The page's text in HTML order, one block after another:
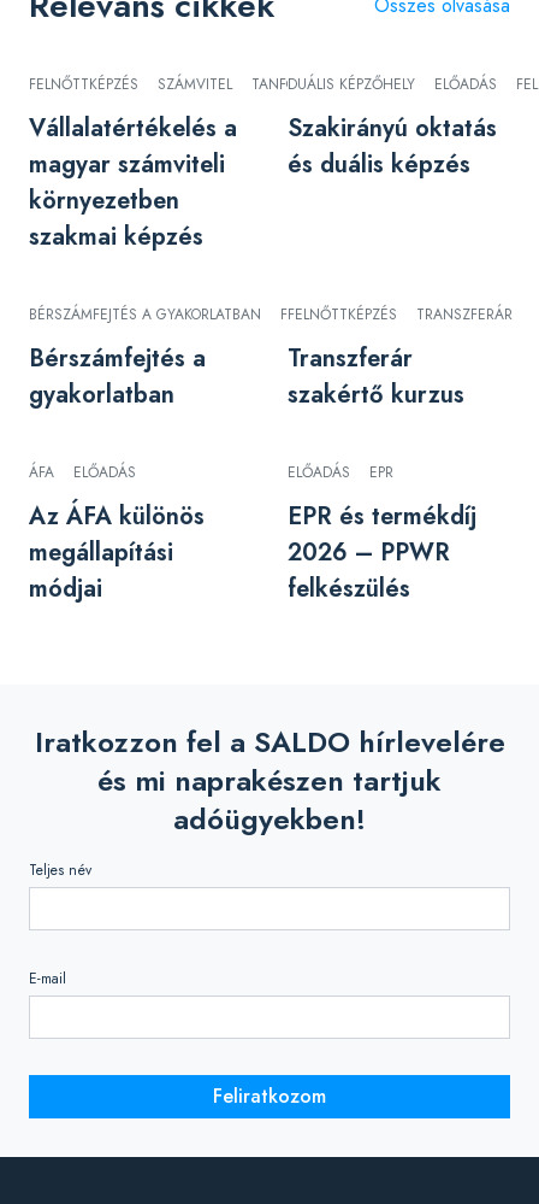
FELNŐTTKÉPZÉS SZÁMVITEL TANFOLYAM VÁLLALATÉRTÉKELÉS
Vállalatértékelés a
magyar számviteli
környezetben
szakmai képzés
DUÁLIS KÉPZŐHELY ELŐADÁS
Szakirányú oktatás
és duális képzés
BÉRSZÁMFEJTÉS A GYAKORLATBAN FELNŐTTKÉPZÉS
Bérszámfejtés a
gyakorlatban
FELNŐTTKÉPZÉS TRANSZFERÁR
Transzferár
szakértő kurzus
ÁFA ELŐADÁS
Az ÁFA különös
megállapítási
módjai
ELŐADÁS EPR
EPR és termékdíj
2026 – PPWR
felkészülés
Iratkozzon fel a SALDO hírlevelére
és mi naprakészen tartjuk
adóügyekben!
Teljes név
E-mail
Feliratkozom